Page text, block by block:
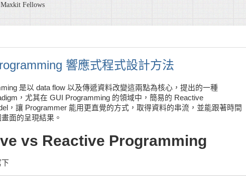
Fellows
響應式程式設計方法
是以 data flow 以及傳遞資料改變這兩點為核心，提出的一種
，尤其在 GUI Programming 的領域中，簡易的 Reactive
，讓 Programmer 能用更直覺的方式，取得資料的串流，並能跟著時間
面的呈現結果。
vs Reactive Programming